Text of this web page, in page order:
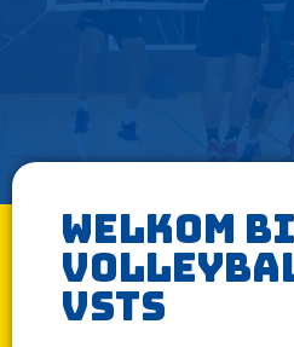
Welkom
vsts